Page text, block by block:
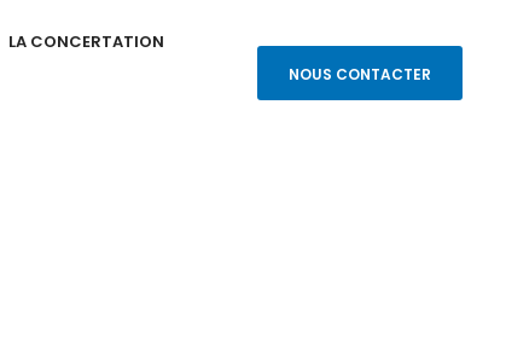
LA CONCERTATION
NOUS CONTACTER